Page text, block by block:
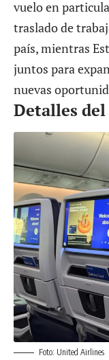
vuelo en
traslado de
país, mientras
juntos para
nuevas
Detalles
Foto: United Airlines